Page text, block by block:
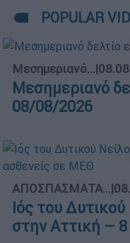
POPULAR
Μεσημεριανό...|
Μεσημεριανό
08/08/2026
ΑΠΟΣΠΑΣΜΑΤΑ...|
Ιός του
στην Αττική –